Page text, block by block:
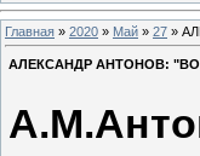
Главная » 2020 » Май » 27 »
АЛЕКСАНДР АНТОНОВ: